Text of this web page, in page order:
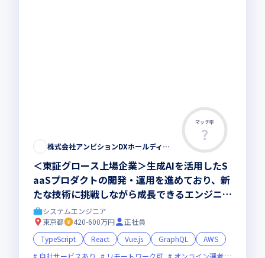
マッチ率
株式会社アンビションDXホールディングス
＜東証グロース上場企業＞生成AIを活用したS
aaSプロダクトの開発・運用を進めており、新
たな技術に挑戦しながら成長できるエンジニア
を募集／業務効率化と生産性向上を実現しませ
んか
システムエンジニア
東京都
420-600万円
正社員
TypeScript
React Vue.js GraphQL
AWS
自社サービスあり
リモートワーク可 オンライン選考可